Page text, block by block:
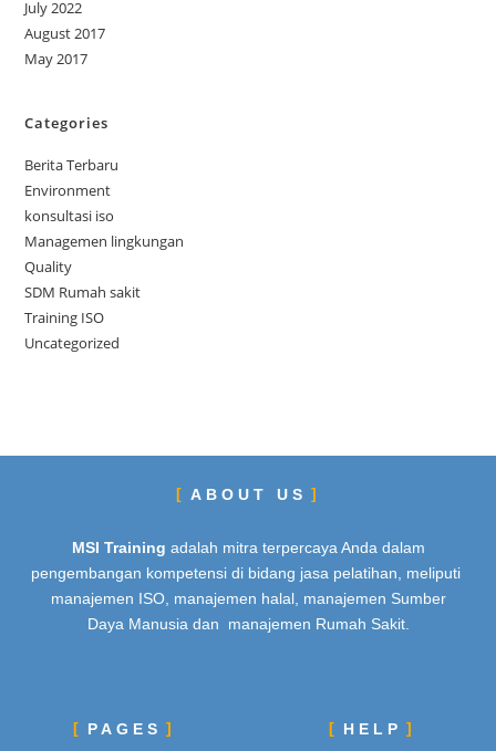
July 2022
August 2017
May 2017
Categories
Berita Terbaru
Environment
konsultasi iso
Managemen lingkungan
Quality
SDM Rumah sakit
Training ISO
Uncategorized
ABOUT US
MSI Training adalah mitra terpercaya Anda dalam
pengembangan kompetensi di bidang jasa pelatihan, meliputi
manajemen ISO, manajemen halal, manajemen Sumber
Daya Manusia dan manajemen Rumah Sakit.
PAGES HELP